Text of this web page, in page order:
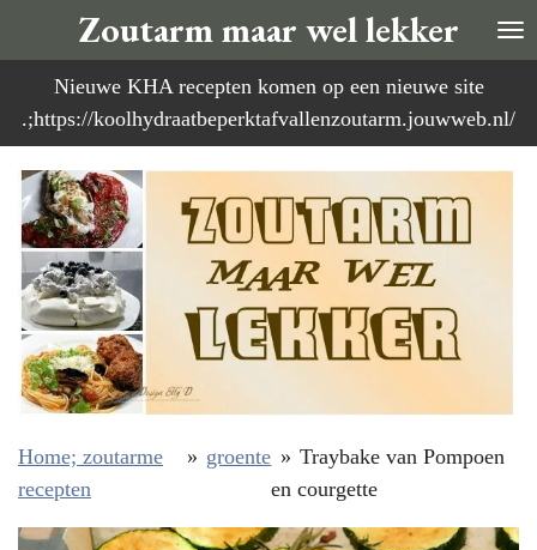
direct
naar
de
Zoutarm maar wel lekker
Nieuwe KHA recepten komen op een nieuwe site
.;https://koolhydraatbeperktafvallenzoutarm.jouwweb.nl/
Home; zoutarme
recepten
» groente » Traybake van Pompoen
en courgette